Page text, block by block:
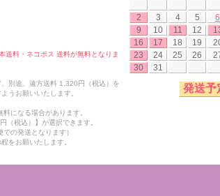
送料・ネコポス 送料が無料となりま
別途、遠方送料 1,320円（税込）を
うお願いいたします。
になる場合があります。
（税込）】が選択できます。
の発送となります）
をお願いたします。
2
3 4 5 6
9
10 11 12
16
17 18 19
23
24 25 26
30
31
発送予